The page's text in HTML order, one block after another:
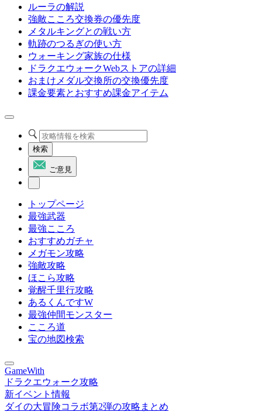
ルーラの解説
強敵こころ交換券の優先度
メタルキングとの戦い方
軌跡のつるぎの使い方
ウォーキング家族の仕様
ドラクエウォークWebストアの詳細
おまけメダル交換所の交換優先度
課金要素とおすすめ課金アイテム
検索
ご意見
トップページ
最強武器
最強こころ
おすすめガチャ
メガモン攻略
強敵攻略
ほこら攻略
覚醒千里行攻略
あるくんですW
最強仲間モンスター
こころ道
宝の地図検索
GameWith
ドラクエウォーク攻略
新イベント情報
ダイの大冒険コラボ第2弾の攻略まとめ